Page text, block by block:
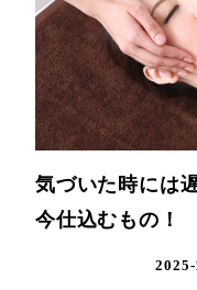
気づいた時には
今仕込むもの！
2025-